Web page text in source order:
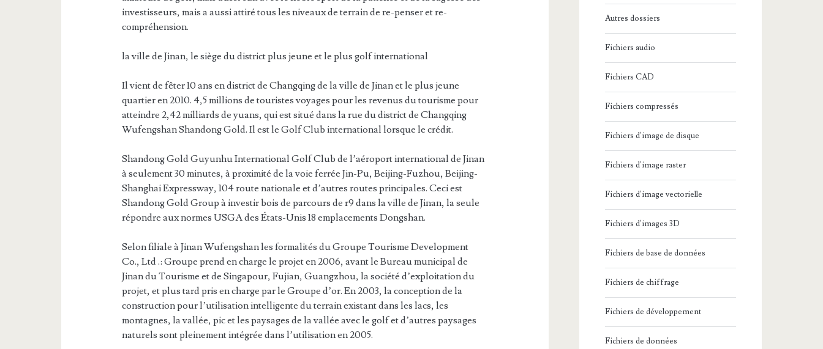
investisseurs, mais a aussi attiré tous les niveaux de terrain de re-penser et re-
compréhension.
la ville de Jinan, le siège du district plus jeune et le plus golf international
Il vient de fêter 10 ans en district de Changqing de la ville de Jinan et le plus jeune
quartier en 2010. 4,5 millions de touristes voyages pour les revenus du tourisme pour
atteindre 2,42 milliards de yuans, qui est situé dans la rue du district de Changqing
Wufengshan Shandong Gold. Il est le Golf Club international lorsque le crédit.
Shandong Gold Guyunhu International Golf Club de l’aéroport international de Jinan
à seulement 30 minutes, à proximité de la voie ferrée Jin-Pu, Beijing-Fuzhou, Beijing-
Shanghai Expressway, 104 route nationale et d’autres routes principales. Ceci est
Shandong Gold Group à investir bois de parcours de r9 dans la ville de Jinan, la seule
répondre aux normes USGA des États-Unis 18 emplacements Dongshan.
Selon filiale à Jinan Wufengshan les formalités du Groupe Tourisme Development
Co., Ltd .: Groupe prend en charge le projet en 2006, avant le Bureau municipal de
Jinan du Tourisme et de Singapour, Fujian, Guangzhou, la société d’exploitation du
projet, et plus tard pris en charge par le Groupe d’or. En 2003, la conception de la
construction pour l’utilisation intelligente du terrain existant dans les lacs, les
montagnes, la vallée, pic et les paysages de la vallée avec le golf et d’autres paysages
naturels sont pleinement intégrée dans l’utilisation en 2005.
Autres dossiers
Fichiers audio
Fichiers CAD
Fichiers compressés
Fichiers d'image de disque
Fichiers d'image raster
Fichiers d'image vectorielle
Fichiers d'images 3D
Fichiers de base de données
Fichiers de chiffrage
Fichiers de développement
Fichiers de données